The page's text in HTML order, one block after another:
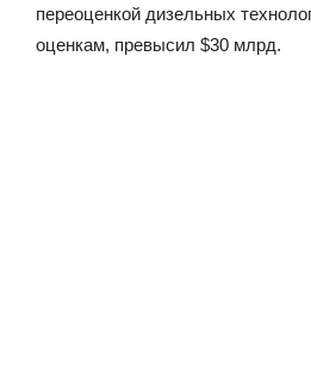
переоценкой дизельных
оценкам, превысил $30 млрд.